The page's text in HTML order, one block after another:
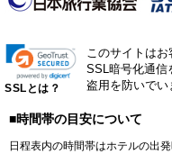
SSLとは？
このサイトは
SSL暗号化通信
盗用を防いでい
■時間帯の目安について
日程表内の時間帯はホテルの出